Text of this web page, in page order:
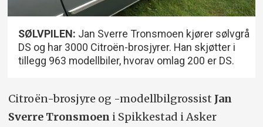
SØLVPILEN: Jan Sverre Tronsmoen kjører sølvgrå
DS og har 3000 Citroën-brosjyrer. Han skjøtter i
tillegg 963 modellbiler, hvorav omlag 200 er DS.
Citroën-brosjyre og -modellbilgrossist Jan
Sverre Tronsmoen i Spikkestad i Asker